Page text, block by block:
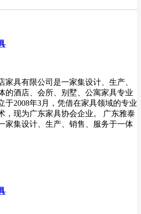
家具有限公司是一家集设计、生产、
的酒店、会所、别墅、公寓家具专业
于2008年3月，凭借在家具领域的专业
，现为广东家具协会企业。 广东雅泰
家集设计、生产、销售、服务于一体